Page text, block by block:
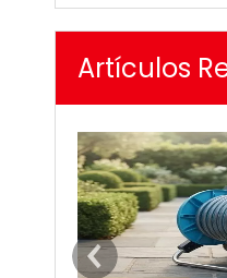
Artículos